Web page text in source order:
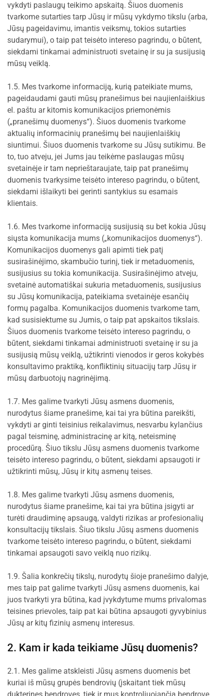
vykdyti paslaugų teikimo apskaitą. Šiuos duomenis
tvarkome sutarties tarp Jūsų ir mūsų vykdymo tikslu (arba,
Jūsų pageidavimu, imantis veiksmų, tokios sutarties
sudarymui), o taip pat teisėto intereso pagrindu, o būtent,
siekdami tinkamai administruoti svetainę ir su ja susijusią
mūsų veiklą.
1.5. Mes tvarkome informaciją, kurią pateikiate mums,
pageidaudami gauti mūsų pranešimus bei naujienlaiškius
el. paštu ar kitomis komunikacijos priemonėmis
(„pranešimų duomenys“). Šiuos duomenis tvarkome
aktualių informacinių pranešimų bei naujienlaiškių
siuntimui. Šiuos duomenis tvarkome su Jūsų sutikimu. Be
to, tuo atveju, jei Jums jau teikėme paslaugas mūsų
svetainėje ir tam neprieštaraujate, taip pat pranešimų
duomenis tvarkysime teisėto intereso pagrindu, o būtent,
siekdami išlaikyti bei gerinti santykius su esamais
klientais.
1.6. Mes tvarkome informaciją susijusią su bet kokia Jūsų
siųsta komunikacija mums („komunikacijos duomenys“).
Komunikacijos duomenys gali apimti tiek patį
susirašinėjimo, skambučio turinį, tiek ir metaduomenis,
susijusius su tokia komunikacija. Susirašinėjimo atveju,
svetainė automatiškai sukuria metaduomenis, susijusius
su Jūsų komunikacija, pateikiama svetainėje esančių
formų pagalba. Komunikacijos duomenis tvarkome tam,
kad susisiektume su Jumis, o taip pat apskaitos tikslais.
Šiuos duomenis tvarkome teisėto intereso pagrindu, o
būtent, siekdami tinkamai administruoti svetainę ir su ja
susijusią mūsų veiklą, užtikrinti vienodos ir geros kokybės
konsultavimo praktiką, konfliktinių situacijų tarp Jūsų ir
mūsų darbuotojų nagrinėjimą.
1.7. Mes galime tvarkyti Jūsų asmens duomenis,
nurodytus šiame pranešime, kai tai yra būtina pareikšti,
vykdyti ar ginti teisinius reikalavimus, nesvarbu kylančius
pagal teisminę, administracinę ar kitą, neteisminę
procedūrą. Šiuo tikslu Jūsų asmens duomenis tvarkome
teisėto intereso pagrindu, o būtent, siekdami apsaugoti ir
užtikrinti mūsų, Jūsų ir kitų asmenų teises.
1.8. Mes galime tvarkyti Jūsų asmens duomenis,
nurodytus šiame pranešime, kai tai yra būtina įsigyti ar
turėti draudiminę apsaugą, valdyti rizikas ar profesionalių
konsultacijų tikslais. Šiuo tikslu Jūsų asmens duomenis
tvarkome teisėto intereso pagrindu, o būtent, siekdami
tinkamai apsaugoti savo veiklą nuo rizikų.
1.9. Šalia konkrečių tikslų, nurodytų šioje pranešimo dalyje,
mes taip pat galime tvarkyti Jūsų asmens duomenis, kai
juos tvarkyti yra būtina, kad įvykdytume mums privalomas
teisines prievoles, taip pat kai būtina apsaugoti gyvybinius
Jūsų ar kitų fizinių asmenų interesus.
2. Kam ir kada teikiame Jūsų duomenis?
2.1. Mes galime atskleisti Jūsų asmens duomenis bet
kuriai iš mūsų grupės bendrovių (įskaitant tiek mūsų